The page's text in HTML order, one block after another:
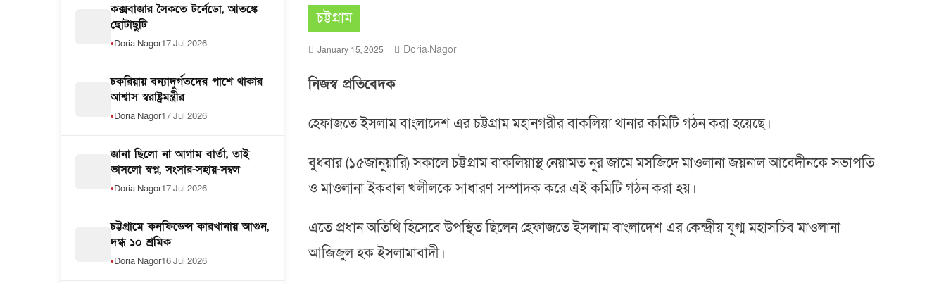
চট্টগ্রাম
January 15, 2025 Doria.nagor
নিজস্ব প্রতিবেদক
হেফাজতে ইসলাম বাংলাদেশ এর চট্টগ্রাম মহানগরীর বাকলিয়া থানার কমিটি গঠন করা হয়েছে।
বুধবার (১৫জানুয়ারি) সকালে চট্টগ্রাম বাকলিয়াস্থ নেয়ামত নুর জামে মসজিদে মাওলানা জয়নাল আবেদীনকে সভাপতি
ও মাওলানা ইকবাল খলীলকে সাধারণ সম্পাদক করে এই কমিটি গঠন করা হয়।
এতে প্রধান অতিথি হিসেবে উপস্থিত ছিলেন হেফাজতে ইসলাম বাংলাদেশ এর কেন্দ্রীয় যুগ্ম মহাসচিব মাওলানা
আজিজুল হক ইসলামাবাদী।
কক্সবাজার সৈকতে টর্নেডো, আতঙ্কে
ছোটাছুটি
Doria Nagor17 Jul 2026
চকরিয়ায় বন্যাদুর্গতদের পাশে থাকার
আশ্বাস স্বরাষ্ট্রমন্ত্রীর
Doria Nagor17 Jul 2026
জানা ছিলো না আগাম বার্তা, তাই
ভাসলো স্বপ্ন, সংসার-সহায়-সম্বল
Doria Nagor17 Jul 2026
চট্টগ্রামে কনফিডেন্স কারখানায় আগুন,
দগ্ধ ১০ শ্রমিক
Doria Nagor16 Jul 2026